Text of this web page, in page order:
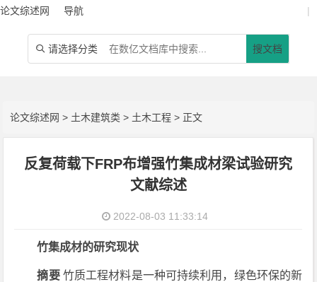
论文综述网 导航 |
 请选择分类 搜文档
论文综述网 > 土木建筑类 > 土木工程 > 正文
反复荷载下FRP布增强竹集成材梁试验研究
文献综述
2022-08-03 11:33:14
竹集成材的研究现状
摘要 竹质工程材料是一种可持续利用，绿色环保的新